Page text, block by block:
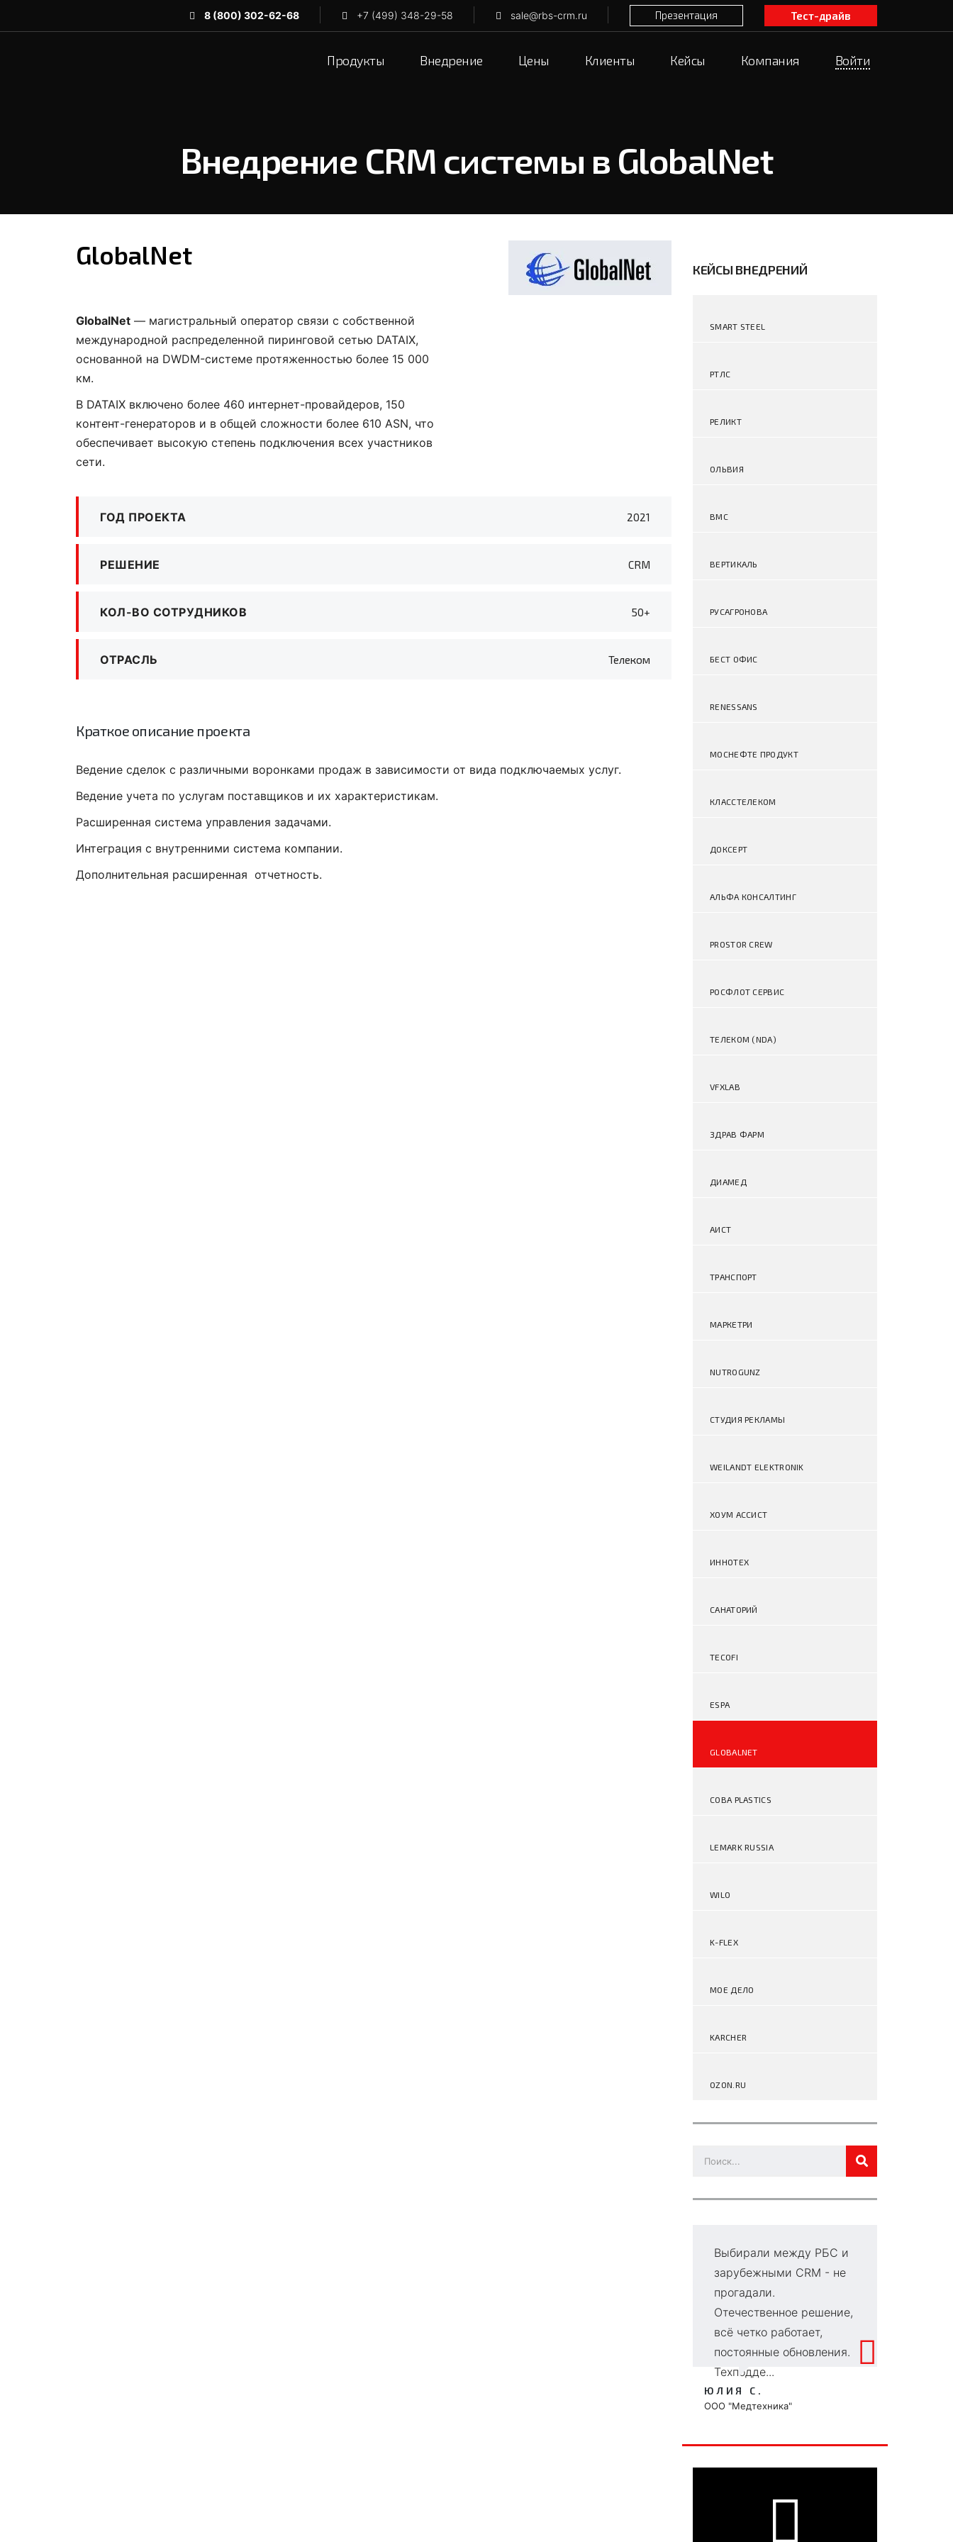
8 (800) 302-62-68 +7 (499) 348-29-58 sale@rbs-crm.ru Презентация Тест-драйв
Продукты Внедрение Цены Клиенты Кейсы Компания Войти
Внедрение CRM системы в GlobalNet
GlobalNet
GlobalNet — магистральный оператор связи с собственной
международной распределенной пиринговой сетью DATAIX,
основанной на DWDM-системе протяженностью более 15 000
км.
В DATAIX включено более 460 интернет-провайдеров, 150
контент-генераторов и в общей сложности более 610 ASN, что
обеспечивает высокую степень подключения всех участников
сети.
ГОД ПРОЕКТА 2021
РЕШЕНИЕ CRM
КОЛ-ВО СОТРУДНИКОВ 50+
ОТРАСЛЬ Телеком
Краткое описание проекта
Ведение сделок с различными воронками продаж в зависимости от вида подключаемых услуг.
Ведение учета по услугам поставщиков и их характеристикам.
Расширенная система управления задачами.
Интеграция с внутренними система компании.
Дополнительная расширенная отчетность.
КЕЙСЫ ВНЕДРЕНИЙ
SMART STEEL
РТЛС
РЕЛИКТ
ОЛЬВИЯ
ВМС
ВЕРТИКАЛЬ
РУСАГРОНОВА
БЕСТ ОФИС
RENESSANS
МОСНЕФТЕ ПРОДУКТ
КЛАССТЕЛЕКОМ
ДОКСЕРТ
АЛЬФА КОНСАЛТИНГ
PROSTOR CREW
РОСФЛОТ СЕРВИС
ТЕЛЕКОМ (NDA)
VFXLAB
ЗДРАВ ФАРМ
ДИАМЕД
АИСТ
ТРАНСПОРТ
МАРКЕТРИ
NUTROGUNZ
СТУДИЯ РЕКЛАМЫ
WEILANDT ELEKTRONIK
ХОУМ АССИСТ
ИННОТЕХ
САНАТОРИЙ
TECOFI
ESPA
GLOBALNET
COBA PLASTICS
LEMARK RUSSIA
WILO
K-FLEX
МОЕ ДЕЛО
KARCHER
OZON.RU
Выбирали между РБС и
зарубежными CRM - не
прогадали.
Отечественное решение,
всё четко работает,
постоянные обновления.
Техподде...
ЮЛИЯ С.
ООО "Медтехника"